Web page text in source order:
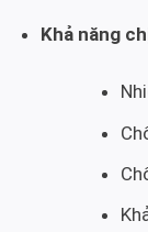
Khả năng